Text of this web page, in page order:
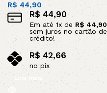
R$44,90
R$ 44,90
Em até 1x de R$44,90
sem juros no cartão de
crédito!
R$42,66
no pix
Leia mais